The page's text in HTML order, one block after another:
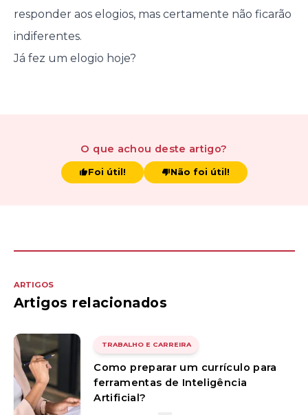
responder aos elogios, mas certamente não ficarão
indiferentes.
Já fez um elogio hoje?
O que achou deste artigo?
Foi útil! Não foi útil!
ARTIGOS
Artigos relacionados
TRABALHO E CARREIRA
Como preparar um currículo para
ferramentas de Inteligência
Artificial?